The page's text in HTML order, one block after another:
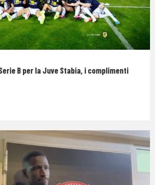
B per la Juve Stabia, i complimenti